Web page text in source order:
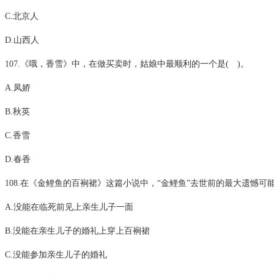
C.北京人
D.山西人
107.《哦，香雪》中，在做买卖时，姑娘中最顺利的一个是( )。
A.凤娇
B.秋英
C.香雪
D.春香
108.在《金鲤鱼的百裥裙》这篇小说中，“金鲤鱼”去世前的最大遗憾可
A.没能在临死前见上亲生儿子一面
B.没能在亲生儿子的婚礼上穿上百裥裙
C.没能参加亲生儿子的婚礼